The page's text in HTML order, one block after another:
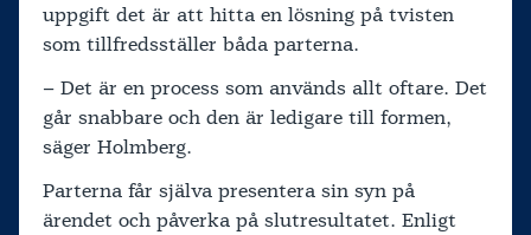
uppgift det är att hitta en lösning på tvisten
som tillfredsställer båda parterna.
– Det är en process som används allt oftare. Det
går snabbare och den är ledigare till formen,
säger Holmberg.
Parterna får själva presentera sin syn på
ärendet och påverka på slutresultatet. Enligt